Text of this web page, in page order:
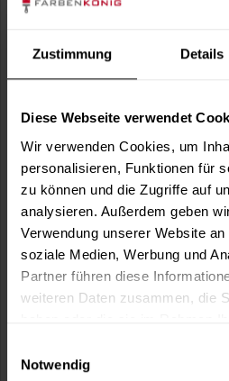
Zustimmung Details
Diese Webseite verwendet
Wir verwenden Cookies, um
personalisieren, Funktionen für
zu können und die Zugriffe auf
analysieren. Außerdem geben
Verwendung unserer Website
soziale Medien, Werbung und
Partner führen diese
weiteren Daten zusammen, die
Notwendig
Verbrauch berechnen
Wie viele m² wollen Sie bearbeiten?
m²
In
Merken Fragen zum